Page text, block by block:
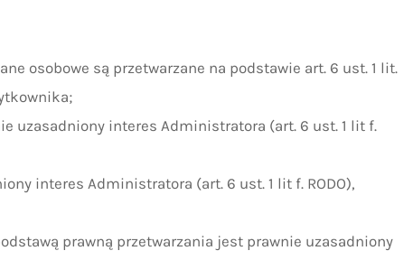
osobowe są przetwarzane na podstawie art. 6 ust. 1 lit.
uzasadniony interes Administratora (art. 6 ust. 1 lit f.
interes Administratora (art. 6 ust. 1 lit f. RODO),
prawną przetwarzania jest prawnie uzasadniony